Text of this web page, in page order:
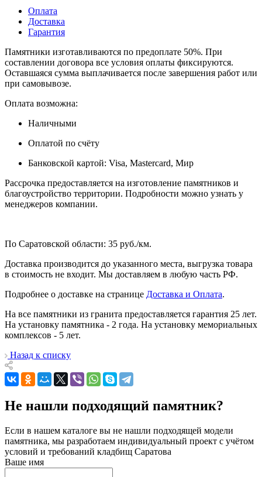
Оплата
Доставка
Гарантия
Памятники изготавливаются по предоплате 50%. При
составлении договора все условия оплаты фиксируются.
Оставшаяся сумма выплачивается после завершения работ или
при самовывозе.
Оплата возможна:
Наличными
Оплатой по счёту
Банковской картой: Visa, Mastercard, Мир
Рассрочка предоставляется на изготовление памятников и
благоустройство территории. Подробности можно узнать у
менеджеров компании.
По Саратовской области: 35 руб./км.
Доставка производится до указанного места, выгрузка товара
в стоимость не входит. Мы доставляем в любую часть РФ.
Подробнее о доставке на странице Доставка и Оплата.
На все памятники из гранита предоставляется гарантия 25 лет.
На установку памятника - 2 года. На установку мемориальных
комплексов - 5 лет.
Назад к списку
Не нашли подходящий памятник?
Если в нашем каталоге вы не нашли подходящей модели
памятника, мы разработаем индивидуальный проект с учётом
условий и требований кладбищ Саратова
Ваше имя